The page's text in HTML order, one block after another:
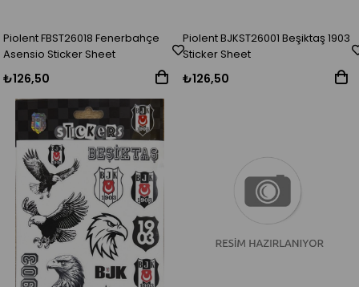
Piolent FBST26018 Fenerbahçe
Asensio Sticker Sheet
₺126,50
Piolent BJKST26001 Beşiktaş 1903
Sticker Sheet
₺126,50